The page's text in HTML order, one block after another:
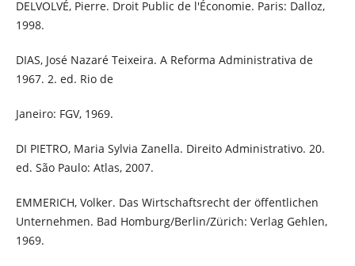
DELVOLVÉ, Pierre. Droit Public de l'Économie. Paris: Dalloz,
1998.
DIAS, José Nazaré Teixeira. A Reforma Administrativa de
1967. 2. ed. Rio de
Janeiro: FGV, 1969.
DI PIETRO, Maria Sylvia Zanella. Direito Administrativo. 20.
ed. São Paulo: Atlas, 2007.
EMMERICH, Volker. Das Wirtschaftsrecht der öffentlichen
Unternehmen. Bad Homburg/Berlin/Zürich: Verlag Gehlen,
1969.